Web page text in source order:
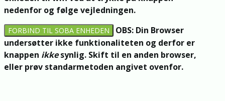
nedenfor og følge vejledningen.
FORBIND TIL SOBA ENHEDEN
OBS: Din Browser
undersøtter ikke funktionaliteten og derfor er
knappen ikkesynlig. Skift til en anden browser,
eller prøv standarmetoden angivet ovenfor.